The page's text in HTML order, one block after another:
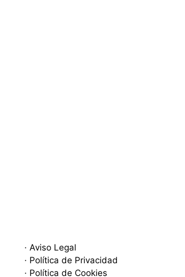
· Aviso Legal
· Política de Privacidad
· Política de Cookies